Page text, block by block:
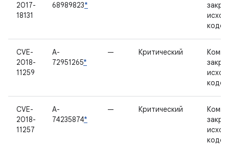
2017-
18131
68989823*
кодом
CVE-
2018-
11259
A-
72951265*
— Критический
кодом
CVE-
2018-
11257
A-
74235874*
— Критический
кодом